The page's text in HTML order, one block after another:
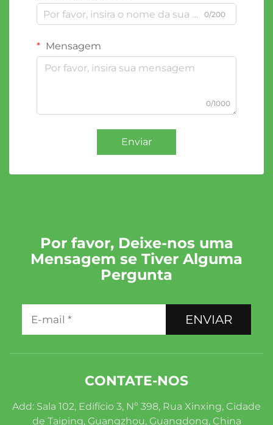
0/200
Mensagem
0/1000
Enviar
Por favor, Deixe-nos uma
Mensagem se Tiver Alguma
Pergunta
ENVIAR
CONTATE-NOS
Add: Sala 102, Edifício 3, Nº 398, Rua Xinxing, Cidade
de Taiping, Guangzhou, Guangdong, China